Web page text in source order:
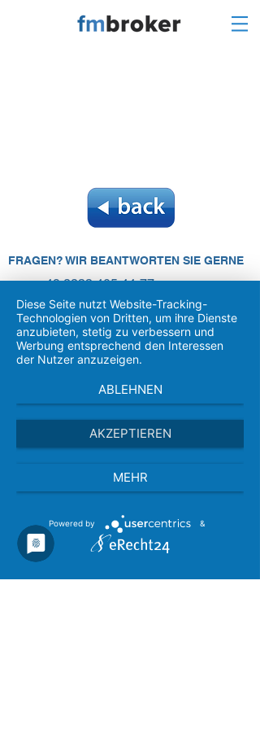
FRAGEN? WIR BEANTWORTEN SIE GERNE
+49 2233 405 44-77
service@fm-broker.de
KUNDEN APP
Kontakt|Datenschutz
Anfahrt
Diese Seite nutzt Website-Tracking-
Technologien von Dritten, um ihre Dienste
anzubieten, stetig zu verbessern und
Werbung entsprechend den Interessen
der Nutzer anzuzeigen.
ABLEHNEN
AKZEPTIEREN
MEHR
Powered by &